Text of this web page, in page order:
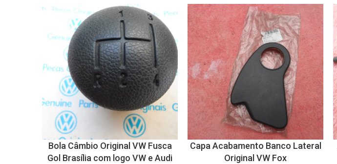
Bola Câmbio Original VW Fusca
Gol Brasília com logo VW e Audi
Capa Acabamento Banco Lateral
Original VW Fox